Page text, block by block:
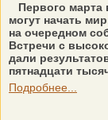
Первого марта
могут начать
на очередном
Встречи с
дали
пятнадцати
Подробнее...